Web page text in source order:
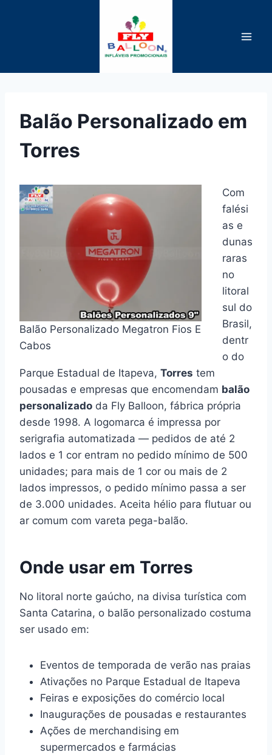
Balão Personalizado em
Torres
Balão Personalizado Megatron Fios E
Cabos
Com
falési
as e
dunas
raras
no
litoral
sul do
Brasil,
dentr
o do
Parque Estadual de Itapeva, Torres tem
pousadas e empresas que encomendam balão
personalizado da Fly Balloon, fábrica própria
desde 1998. A logomarca é impressa por
serigrafia automatizada — pedidos de até 2
lados e 1 cor entram no pedido mínimo de 500
unidades; para mais de 1 cor ou mais de 2
lados impressos, o pedido mínimo passa a ser
de 3.000 unidades. Aceita hélio para flutuar ou
ar comum com vareta pega-balão.
Onde usar em Torres
No litoral norte gaúcho, na divisa turística com
Santa Catarina, o balão personalizado costuma
ser usado em:
Eventos de temporada de verão nas praias
Ativações no Parque Estadual de Itapeva
Feiras e exposições do comércio local
Inaugurações de pousadas e restaurantes
Ações de merchandising em
supermercados e farmácias